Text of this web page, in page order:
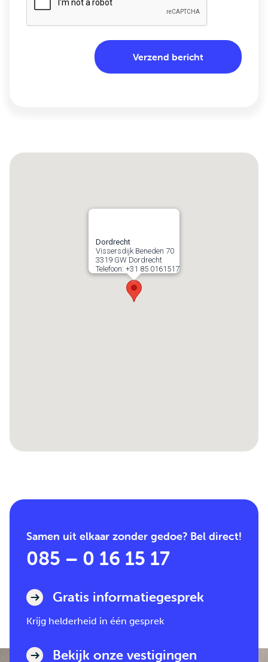
Dordrecht
Vissersdijk Beneden 70
3319 GW Dordrecht
Telefoon: +31 85 0161517
Samen uit elkaar zonder gedoe? Bel direct!
085 – 0 16 15 17
Gratis informatiegesprek
Krijg helderheid in één gesprek
Bekijk onze vestigingen